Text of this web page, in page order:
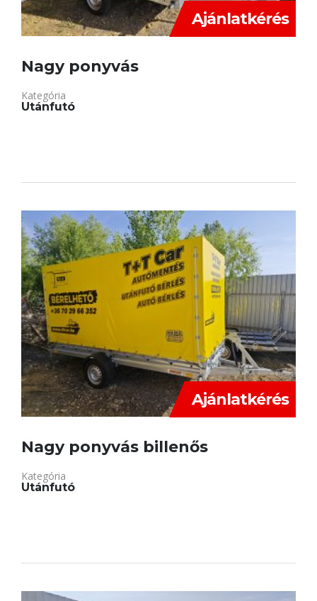
Ajánlatkérés
Nagy ponyvás
Kategória
Utánfutó
Ajánlatkérés
Nagy ponyvás billenős
Kategória
Utánfutó